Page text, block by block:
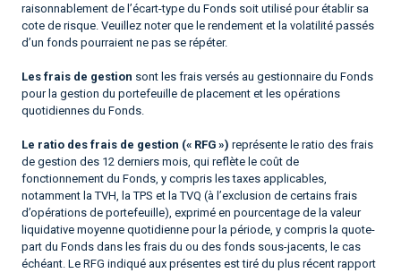
raisonnablement de l’écart-type du Fonds soit utilisé pour établir sa
cote de risque. Veuillez noter que le rendement et la volatilité passés
d’un fonds pourraient ne pas se répéter.
Les frais de gestion sont les frais versés au gestionnaire du Fonds
pour la gestion du portefeuille de placement et les opérations
quotidiennes du Fonds.
Le ratio des frais de gestion (« RFG ») représente le ratio des frais
de gestion des 12 derniers mois, qui reflète le coût de
fonctionnement du Fonds, y compris les taxes applicables,
notamment la TVH, la TPS et la TVQ (à l’exclusion de certains frais
d’opérations de portefeuille), exprimé en pourcentage de la valeur
liquidative moyenne quotidienne pour la période, y compris la quote-
part du Fonds dans les frais du ou des fonds sous-jacents, le cas
échéant. Le RFG indiqué aux présentes est tiré du plus récent rapport